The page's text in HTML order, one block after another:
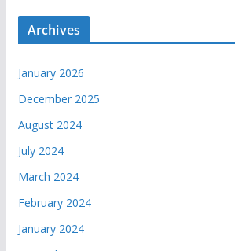
Archives
January 2026
December 2025
August 2024
July 2024
March 2024
February 2024
January 2024